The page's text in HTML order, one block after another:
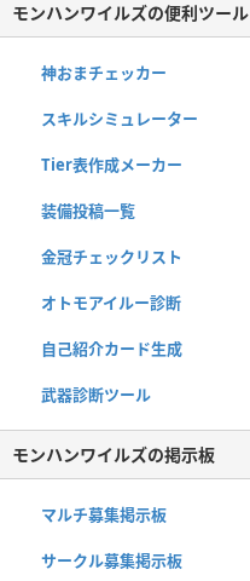
モンハンワイルズの便利ツール
神おまチェッカー
スキルシミュレーター
Tier表作成メーカー
装備投稿一覧
金冠チェックリスト
オトモアイルー診断
自己紹介カード生成
武器診断ツール
モンハンワイルズの掲示板
マルチ募集掲示板
サークル募集掲示板